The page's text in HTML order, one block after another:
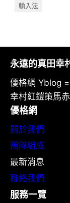
輸入法
永遠的真田幸
優格網 Yblog
幸村紅鎧策馬
優格網
關於我們
團隊組成
最新消息
聯絡我們
服務一覽